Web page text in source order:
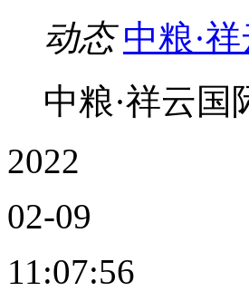
动态 中粮·
中粮·祥云国
2022
02-09
11:07:56